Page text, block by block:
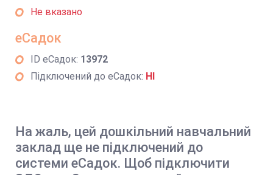
Не вказано
еСадок
ID еСадок: 13972
Підключений до еСадок: НІ
На жаль, цей дошкільний навчальний
заклад ще не підключений до
системи еСадок. Щоб підключити